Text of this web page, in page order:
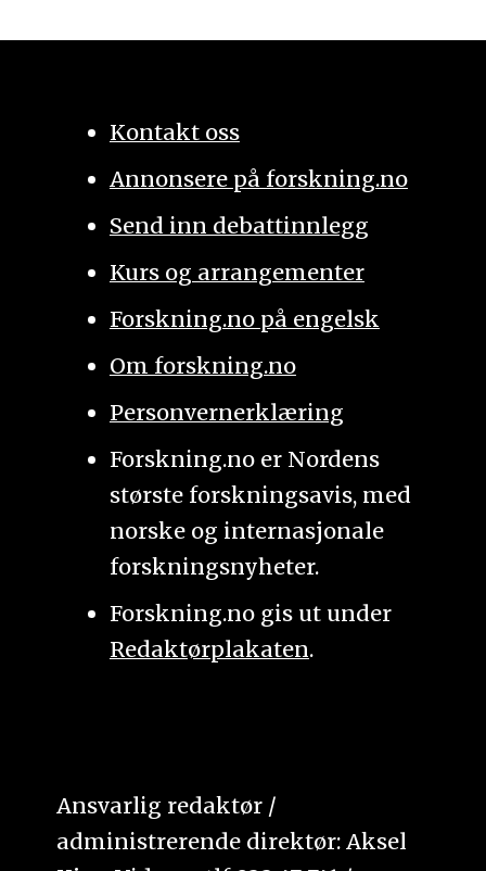
Kontakt oss
Annonsere på forskning.no
Send inn debattinnlegg
Kurs og arrangementer
Forskning.no på engelsk
Om forskning.no
Personvernerklæring
Forskning.no er Nordens
største forskningsavis, med
norske og internasjonale
forskningsnyheter.
Forskning.no gis ut under
Redaktørplakaten.
Ansvarlig redaktør /
administrerende direktør: Aksel